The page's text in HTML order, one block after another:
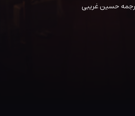
حسین غریبی